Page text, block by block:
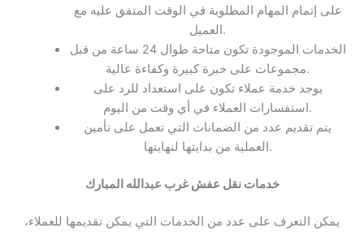
على إتمام المهام المطلوبة في الوقت المتفق عليه مع
العميل.
الخدمات الموجودة تكون متاحة طوال 24 ساعة من قبل
مجموعات على خبرة كبيرة وكفاءة عالية.
يوجد خدمة عملاء تكون على استعداد للرد على
استفسارات العملاء في أي وقت من اليوم.
يتم تقديم عدد من الضمانات التي تعمل على تأمين
العملية من بدايتها لنهايتها.
خدماتنقل عفش غرب عبدالله المبارك
يمكن التعرف على عدد من الخدمات التي يمكن تقديمها للعملاء،